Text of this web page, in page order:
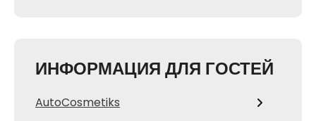
ИНФОРМАЦИЯ ДЛЯ ГОСТЕЙ
AutoCosmetiks